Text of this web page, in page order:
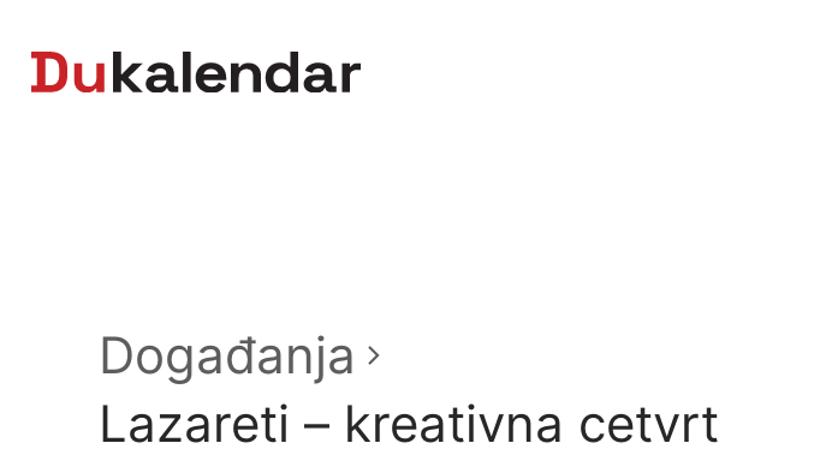
content
Događanja
Lazareti – kreativna cetvrt